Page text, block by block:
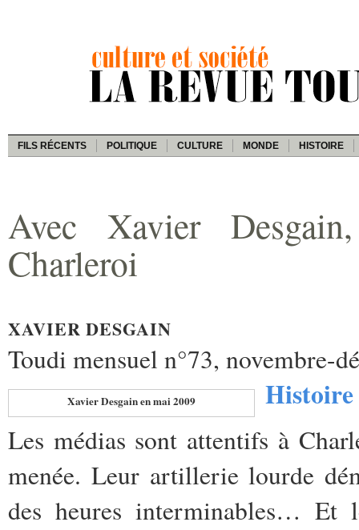
FILS RÉCENTS POLITIQUE CULTURE MONDE HISTOIRE
Avec Xavier
Charleroi
XAVIER DESGAIN
Toudi mensuel n°73, novembre-
Xavier Desgain en mai 2009 Histoire
Les médias sont attentifs à
menée. Leur artillerie lourde
des heures interminables… Et